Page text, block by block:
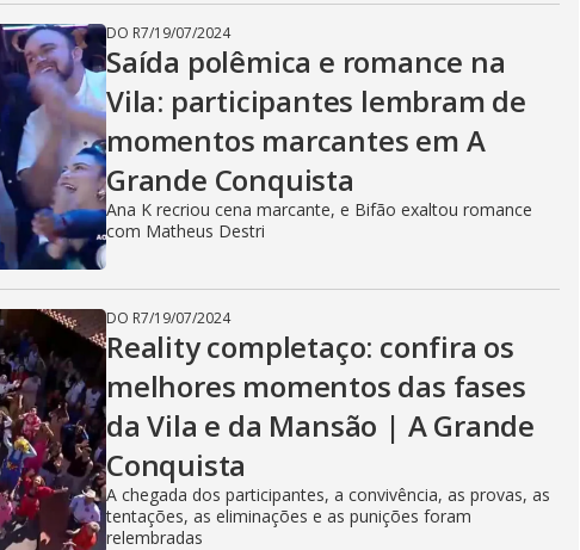
DO R7/19/07/2024
Saída polêmica e romance na
Vila: participantes lembram de
momentos marcantes em A
Grande Conquista
Ana K recriou cena marcante, e Bifão exaltou romance
com Matheus Destri
DO R7/19/07/2024
Reality completaço: confira os
melhores momentos das fases
da Vila e da Mansão | A Grande
Conquista
A chegada dos participantes, a convivência, as provas, as
tentações, as eliminações e as punições foram
relembradas